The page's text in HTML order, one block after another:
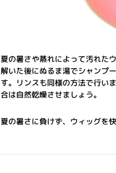
夏の暑さや蒸れによって汚れた
解いた後にぬるま湯でシャンプ
す。リンスも同様の方法で行い
合は自然乾燥させましょう。
夏の暑さに負けず、ウィッグを